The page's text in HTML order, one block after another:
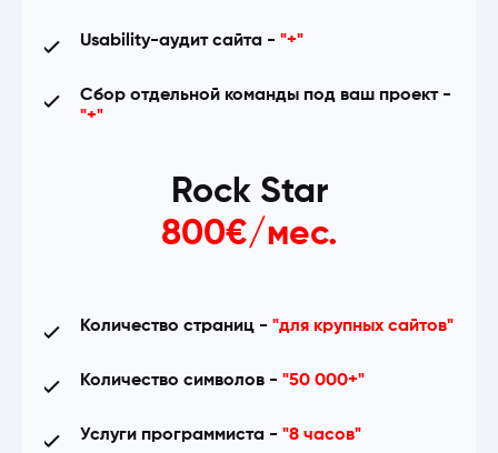
авторитетности сайта в Google -
Индексация большого количества страниц
-"-"
Повышение лояльности бренда -
Usability-аудит сайта - "+"
Сбор отдельной команды под ваш проект -
"+"
Поиск новых возможностей увеличения
трафика -"+"
конверсионных ключей с низкой
Rock Star
800€/мес.
Количество страниц - "для крупных сайтов"
Количество символов - "50 000+"
Услуги программиста - "8 часов"